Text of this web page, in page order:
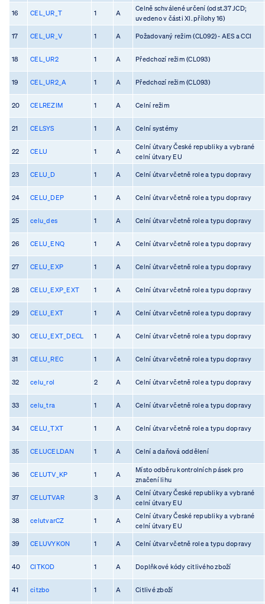
16 CEL_UR_T 1 A
Celně schválené určení (odst.37 JCD;
uvedeno v části XI. přílohy 16)
17 CEL_UR_V 1 A Požadovaný režim (CL092) - AES a CCI
18 CEL_UR2 1 A Předchozí režim (CL093)
19 CEL_UR2_A 1 A Předchozí režim (CL093)
20 CELREZIM 1 A Celní režim
21 CELSYS 1 A Celní systémy
22 CELU 1 A
Celní útvary České republiky a vybrané
celní útvary EU
23 CELU_D 1 A Celní útvar včetně role a typu dopravy
24 CELU_DEP 1 A Celní útvar včetně role a typu dopravy
25 celu_des 1 A Celní útvar včetně role a typu dopravy
26 CELU_ENQ 1 A Celní útvar včetně role a typu dopravy
27 CELU_EXP 1 A Celní útvar včetně role a typu dopravy
28 CELU_EXP_EXT 1 A Celní útvar včetně role a typu dopravy
29 CELU_EXT 1 A Celní útvar včetně role a typu dopravy
30 CELU_EXT_DECL 1 A Celní útvar včetně role a typu dopravy
31 CELU_REC 1 A Celní útvar včetně role a typu dopravy
32 celu_rol 2 A Celní útvar včetně role a typu dopravy
33 celu_tra 1 A Celní útvar včetně role a typu dopravy
34 CELU_TXT 1 A Celní útvar včetně role a typu dopravy
35 CELUCELDAN 1 A Celní a daňová oddělení
36 CELUTV_KP 1 A
Místo odběru kontrolních pásek pro
značení lihu
37 CELUTVAR 3 A
Celní útvary České republiky a vybrané
celní útvary EU
38 celutvarCZ 1 A
Celní útvary České republiky a vybrané
celní útvary EU
39 CELUVYKON 1 A Celní útvar včetně role a typu dopravy
40 CITKOD 1 A Doplňkové kódy citlivého zboží
41 citzbo 1 A Citlivé zboží